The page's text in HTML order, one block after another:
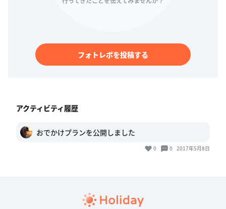
フォトレポを投稿する
アクティビティ履歴
おでかけプランを公開しました
0 0 2017年5月8日